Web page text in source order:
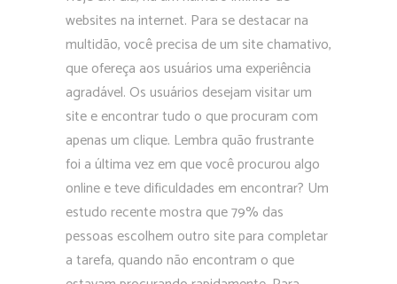
websites na internet. Para se destacar na
multidão, você precisa de um site chamativo,
que ofereça aos usuários uma experiência
agradável. Os usuários desejam visitar um
site e encontrar tudo o que procuram com
apenas um clique. Lembra quão frustrante
foi a última vez em que você procurou algo
online e teve dificuldades em encontrar? Um
estudo recente mostra que 79% das
pessoas escolhem outro site para completar
a tarefa, quando não encontram o que